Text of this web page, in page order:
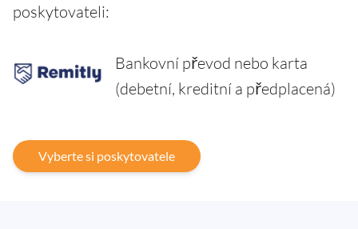
poskytovateli:
Bankovní převod nebo karta
(debetní, kreditní a předplacená)
Vyberte si poskytovatele